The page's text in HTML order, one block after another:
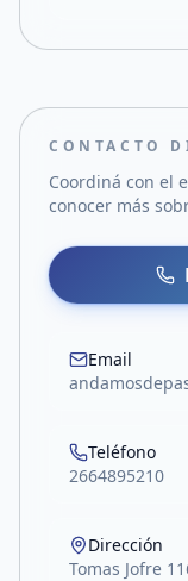
CONTACTO
Coordiná con el
conocer más
Email
Teléfono
2664895210
Dirección
Tomas Jofre